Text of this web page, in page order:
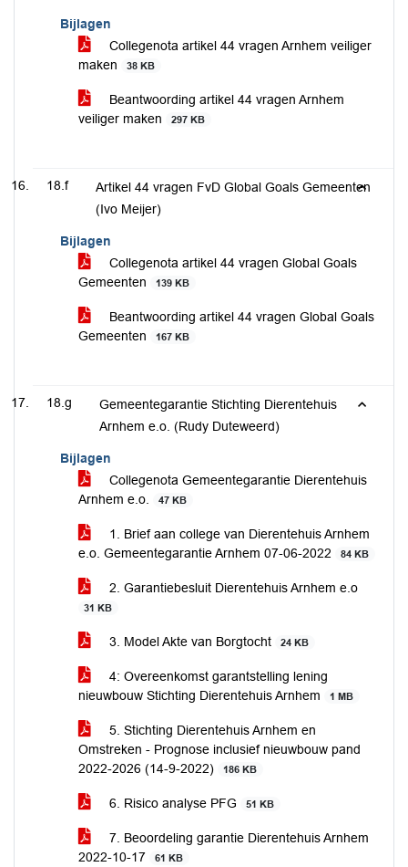
Bijlagen
Collegenota artikel 44 vragen Arnhem veiliger
maken
38 KB
Beantwoording artikel 44 vragen Arnhem
veiliger maken
297 KB
18.f
Artikel 44 vragen FvD Global Goals Gemeenten
(Ivo Meijer)
Bijlagen
Collegenota artikel 44 vragen Global Goals
Gemeenten
139 KB
Beantwoording artikel 44 vragen Global Goals
Gemeenten
167 KB
18.g
Gemeentegarantie Stichting Dierentehuis
Arnhem e.o. (Rudy Duteweerd)
Bijlagen
Collegenota Gemeentegarantie Dierentehuis
Arnhem e.o.
47 KB
1. Brief aan college van Dierentehuis Arnhem
e.o. Gemeentegarantie Arnhem 07-06-2022
84 KB
2. Garantiebesluit Dierentehuis Arnhem e.o
31 KB
3. Model Akte van Borgtocht 24 KB
4: Overeenkomst garantstelling lening
nieuwbouw Stichting Dierentehuis Arnhem
1 MB
5. Stichting Dierentehuis Arnhem en
Omstreken - Prognose inclusief nieuwbouw pand
2022-2026 (14-9-2022)
186 KB
6. Risico analyse PFG 51 KB
7. Beoordeling garantie Dierentehuis Arnhem
2022-10-17
61 KB